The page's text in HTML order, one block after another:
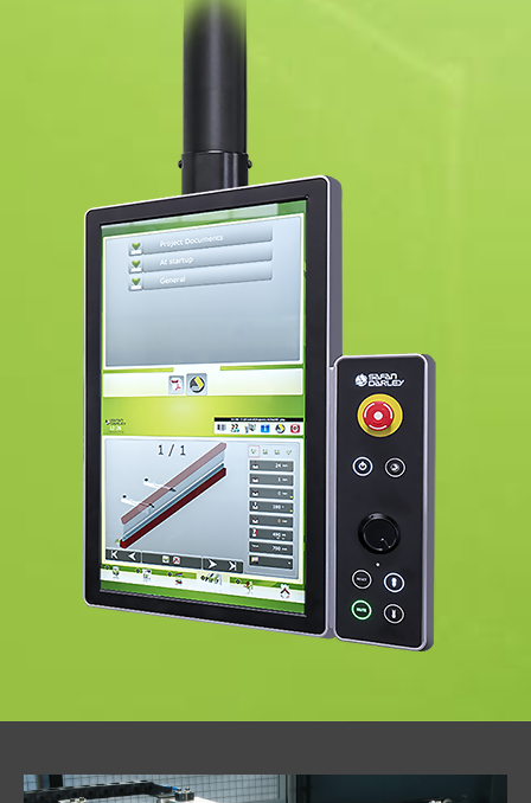
mm)
To
Run
Bedienkonsole
Integrierter
programmierbarer
Sicherheitslichtvorhang